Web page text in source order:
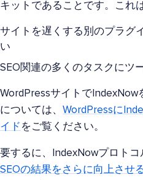
キットであることです。これ
サイトを遅くする別のプラグ
い
SEO関連の多くのタスクにツ
WordPressサイトでIndexNow
については、 WordPressに
イド をご覧ください。
要するに、IndexNowプロトコ
SEOの結果をさらに向上させ